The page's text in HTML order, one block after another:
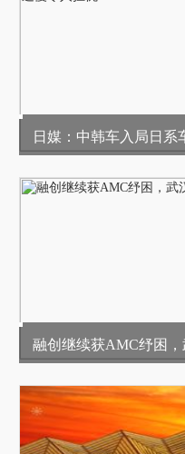
日媒：中韩车入局日系
融创继续获AMC纾困